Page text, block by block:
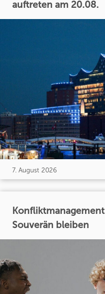
auftreten am 20.08.
7. August 2026
Souverän bleiben